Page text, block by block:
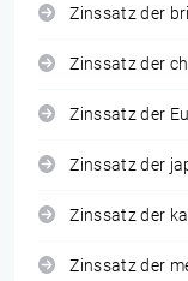
Zinssatz der
Zinssatz der
Zinssatz der
Zinssatz der
Zinssatz der
Zinssatz der